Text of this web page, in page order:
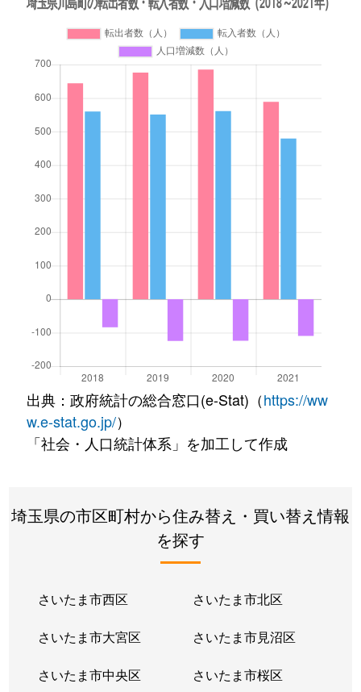
出典：政府統計の総合窓口(e-Stat)（https://ww
w.e-stat.go.jp/）
「社会・人口統計体系」を加工して作成
埼玉県の市区町村から住み替え・買い替え情報
を探す
さいたま市西区 さいたま市北区
さいたま市大宮区 さいたま市見沼区
さいたま市中央区 さいたま市桜区